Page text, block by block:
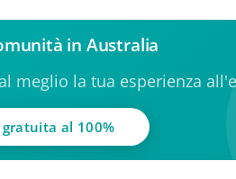
in Australia
meglio la tua esperienza
al 100%